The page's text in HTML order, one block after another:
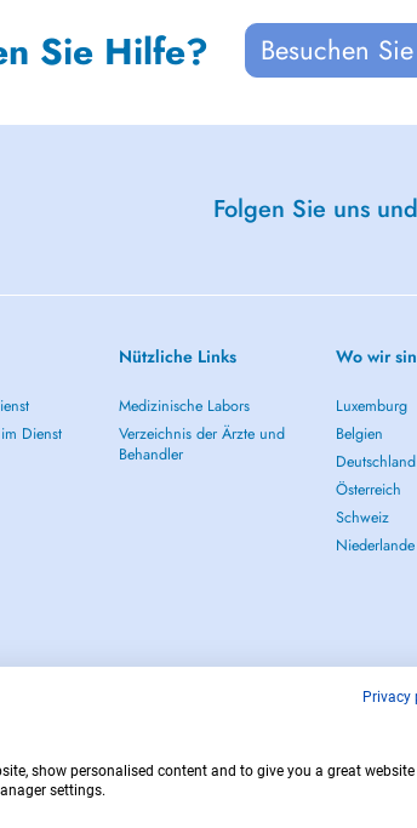
Sie Hilfe? Besuchen
Folgen Sie uns
Dienst
Nützliche Links
Medizinische Labors
Verzeichnis der Ärzte und
Behandler
Wo wir
Luxemburg
Belgien
Deutschland
Österreich
Schweiz
Niederlande
Privacy
show personalised content and to give you a great website
settings.